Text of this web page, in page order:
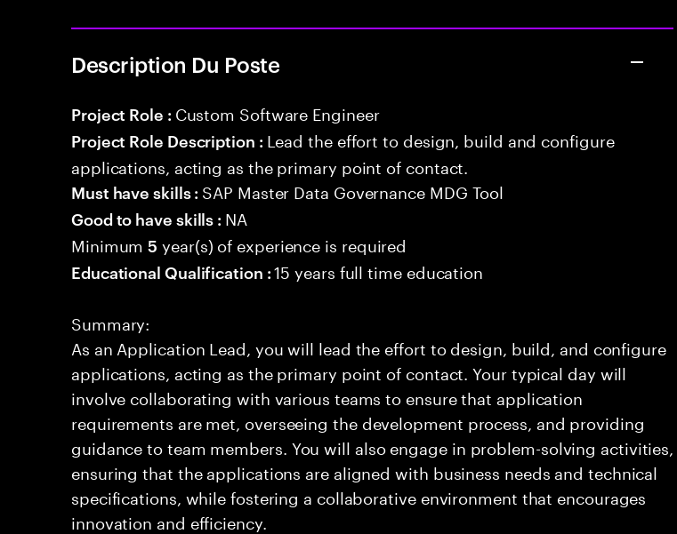
Description Du Poste
Project Role : Custom Software Engineer
Project Role Description : Lead the effort to design, build and configure
applications, acting as the primary point of contact.
Must have skills : SAP Master Data Governance MDG Tool
Good to have skills : NA
Minimum5 year(s) of experience is required
Educational Qualification :15 years full time education
Summary:
As an Application Lead, you will lead the effort to design, build, and configure
applications, acting as the primary point of contact. Your typical day will
involve collaborating with various teams to ensure that application
requirements are met, overseeing the development process, and providing
guidance to team members. You will also engage in problem-solving activities,
ensuring that the applications are aligned with business needs and technical
specifications, while fostering a collaborative environment that encourages
innovation and efficiency.